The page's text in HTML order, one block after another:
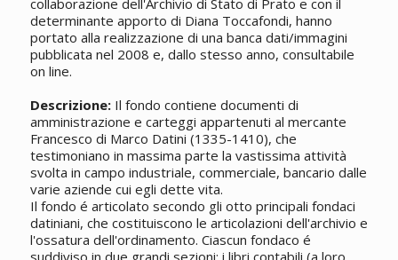
collaborazione dell'Archivio di Stato di Prato e con il
determinante apporto di Diana Toccafondi, hanno
portato alla realizzazione di una banca dati/immagini
pubblicata nel 2008 e, dallo stesso anno, consultabile
on line.
Descrizione:Il fondo contiene documenti di
amministrazione e carteggi appartenuti al mercante
Francesco di Marco Datini (1335-1410), che
testimoniano in massima parte la vastissima attività
svolta in campo industriale, commerciale, bancario dalle
varie aziende cui egli dette vita.
Il fondo é articolato secondo gli otto principali fondaci
datiniani, che costituiscono le articolazioni dell'archivio e
l'ossatura dell'ordinamento. Ciascun fondaco é